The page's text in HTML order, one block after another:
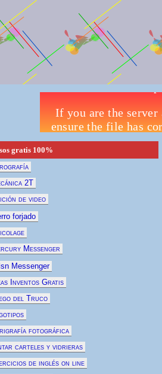
gratis 100%
2T
de video
forjado
Messenger
Messenger
Inventos Gratis
del Truco
fotográfica
carteles y vidrieras
de inglés on line